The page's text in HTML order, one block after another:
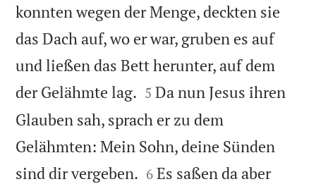
konnten wegen der Menge, deckten sie
das Dach auf, wo er war, gruben es auf
und ließen das Bett herunter, auf dem
der Gelähmte lag. 

5 Da nun Jesus ihren
Glauben sah, sprach er zu dem
Gelähmten: Mein Sohn, deine Sünden
sind dir vergeben. 

6 Es saßen da aber